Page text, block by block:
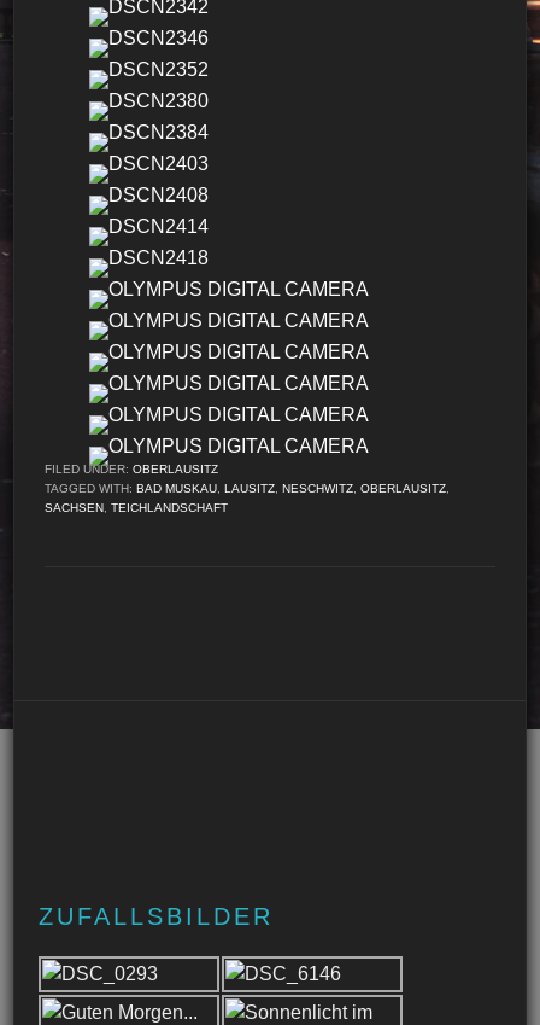
FILED UNDER:OBERLAUSITZ
TAGGED WITH:BAD MUSKAU ,LAUSITZ ,NESCHWITZ ,OBERLAUSITZ
SACHSEN ,TEICHLANDSCHAFT
ZUFALLSBILDER